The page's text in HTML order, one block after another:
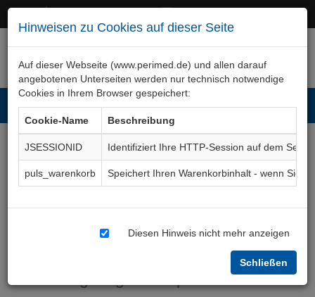
Hinweisen zu Cookies auf dieser Seite
Auf dieser Webseite (www.perimed.de) und allen darauf
angebotenen Unterseiten werden nur technisch notwendige
Cookies in Ihrem Browser gespeichert:
Cookie-Name
Beschreibung
JSESSIONID
Identifiziert Ihre HTTP-Session auf dem Server
puls_warenkorb
Speichert Ihren Warenkorbinhalt - wenn Sie
Diesen Hinweis nicht mehr anzeigen
Schließen
Extrakorporale
Nierenersatztherapie,
Hämodialyse,
Hämofiltration
ImNp002De